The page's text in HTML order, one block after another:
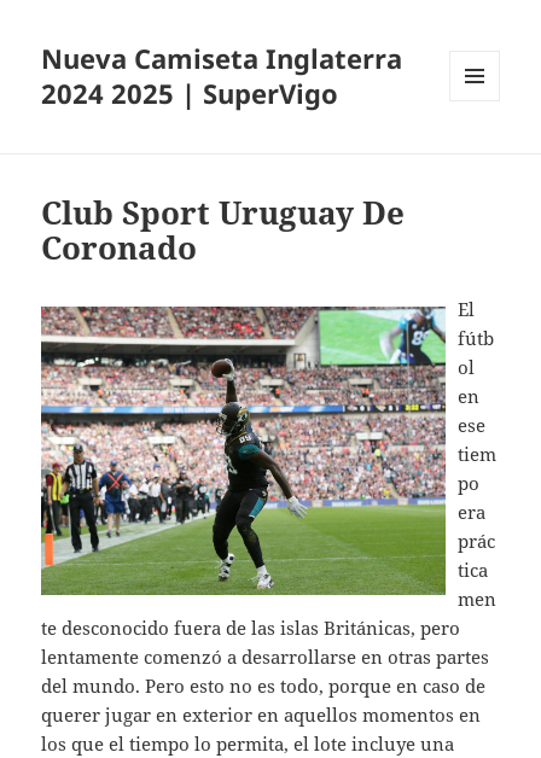
Nueva Camiseta Inglaterra
2024 2025 | SuperVigo
Club Sport Uruguay De
Coronado
El
fútb
ol
en
ese
tiem
po
era
prác
tica
men
te desconocido fuera de las islas Británicas, pero
lentamente comenzó a desarrollarse en otras partes
del mundo. Pero esto no es todo, porque en caso de
querer jugar en exterior en aquellos momentos en
los que el tiempo lo permita, el lote incluye una